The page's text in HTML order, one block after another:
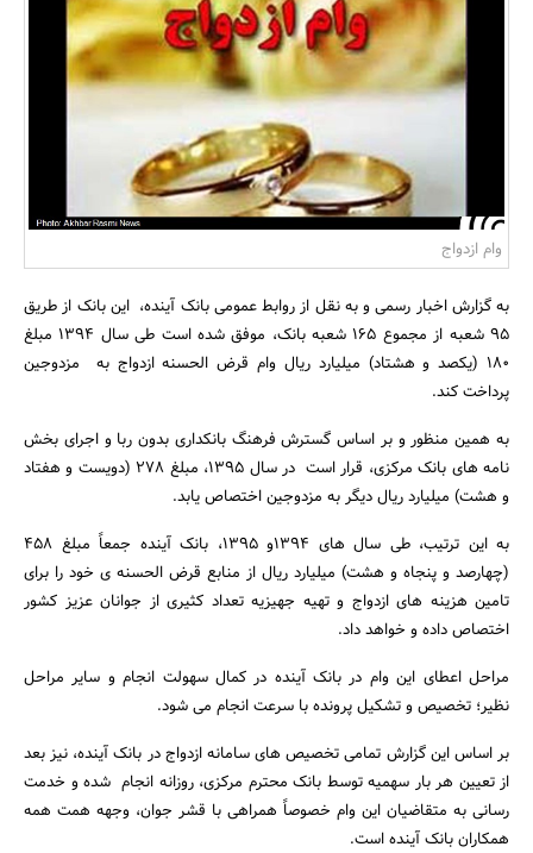
بانک، بیمه و سرمایه
مسکن و ساختمان
جستجو
وام ازدواج
به گزارش اخبار رسمی و به نقل از روابط عمومی بانک آینده، این بانک از طریق
95 شعبه از مجموع 165 شعبه بانک، موفق شده است طی سال 1394 مبلغ
180 (یکصد و هشتاد) میلیارد ریال وام قرض ­الحسنه ازدواج به مزدوجین
پرداخت کند.
به همین منظور و بر اساس گسترش فرهنگ بانکداری بدون ربا و اجرای بخش
نامه های بانک مرکزی، قرار است در سال 1395، مبلغ 278 (دویست و هفتاد
و هشت) میلیارد ریال دیگر به مزدوجین اختصاص یابد.
به این ترتیب، طی سال های 1394و 1395، بانک آینده جمعاً مبلغ 458
(چهارصد و پنجاه و هشت) میلیارد ریال از منابع قرض الحسنه ی خود را برای
تامین هزینه های ازدواج و تهیه جهیزیه تعداد کثیری از جوانان عزیز کشور
اختصاص داده و خواهد داد.
مراحل اعطای این وام در بانک آینده در کمال سهولت انجام و سایر مراحل
نظیر؛ تخصیص و تشکیل پرونده با سرعت انجام می شود.
بر اساس این گزارش تمامی تخصیص های سامانه ازدواج در بانک آینده، نیز بعد
از تعیین هر بار سهمیه توسط بانک محترم مرکزی، روزانه انجام شده و خدمت
رسانی به متقاضیان این وام خصوصاً همراهی با قشر جوان، وجهه همت همه
همکاران بانک آینده است.